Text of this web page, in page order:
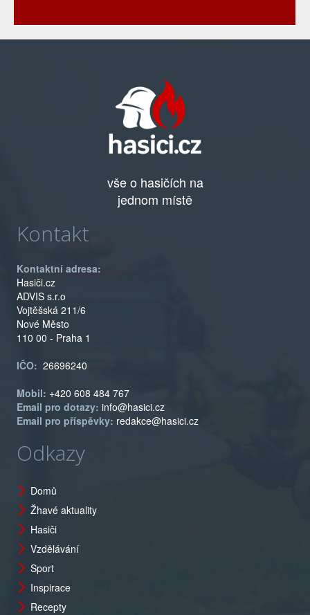
vše o hasičích na
jednom místě
Kontakt
Kontaktní adresa:
Hasiči.cz
ADVIS s.r.o
Vojtěšská 211/6
Nové Město
110 00 - Praha 1
IČO: 26696240
Mobil: +420 608 484 767
Email pro dotazy: info@hasici.cz
Email pro příspěvky: redakce@hasici.cz
Odkazy
Domů
Žhavé aktuality
Hasiči
Vzdělávání
Sport
Inspirace
Recepty